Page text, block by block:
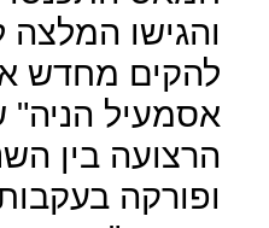
והגישו
להקים מחדש
אסמעיל הניה"
ופורקה